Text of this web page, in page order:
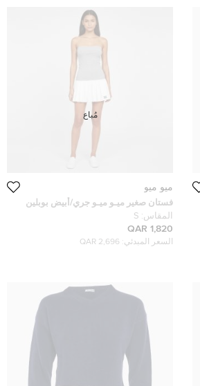
ميو ميو
فستان صغير ميـو ميـو جري/أبيض بوبلين
وجيرسي بدون حمالات
المقاس: S
1,820 QAR
السعر المبدئي: 2,696 QAR
مُباع